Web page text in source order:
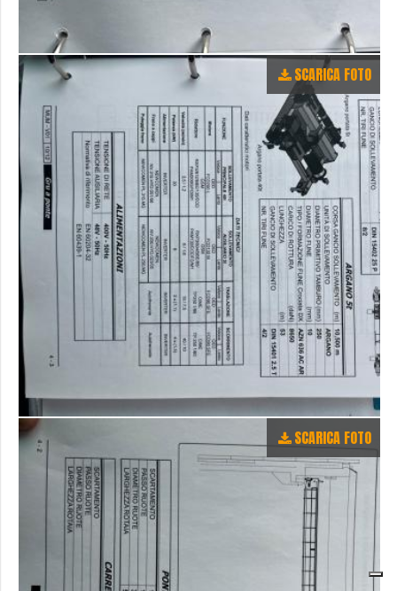
SCARICA FOTO
SCARICA FOTO